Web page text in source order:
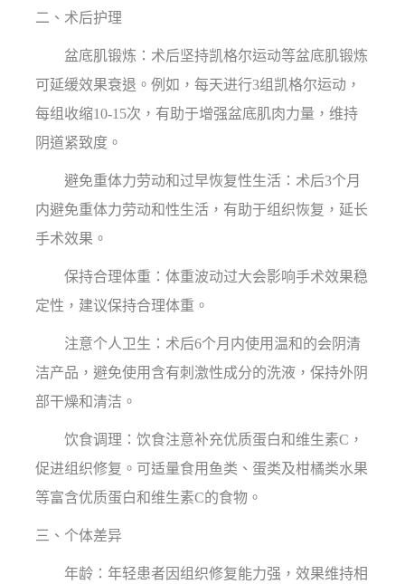
二、术后护理
盆底肌锻炼：术后坚持凯格尔运动等盆底肌锻炼
可延缓效果衰退。例如，每天进行3组凯格尔运动，
每组收缩10-15次，有助于增强盆底肌肉力量，维持
阴道紧致度。
避免重体力劳动和过早恢复性生活：术后3个月
内避免重体力劳动和性生活，有助于组织恢复，延长
手术效果。
保持合理体重：体重波动过大会影响手术效果稳
定性，建议保持合理体重。
注意个人卫生：术后6个月内使用温和的会阴清
洁产品，避免使用含有刺激性成分的洗液，保持外阴
部干燥和清洁。
饮食调理：饮食注意补充优质蛋白和维生素C，
促进组织修复。可适量食用鱼类、蛋类及柑橘类水果
等富含优质蛋白和维生素C的食物。
三、个体差异
年龄：年轻患者因组织修复能力强，效果维持相